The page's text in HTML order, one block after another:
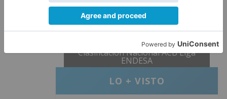
Clasificacion Segunda División LaLiga
Hypermotion
Clasificacion Nacional ACB Liga
ENDESA
LO + VISTO